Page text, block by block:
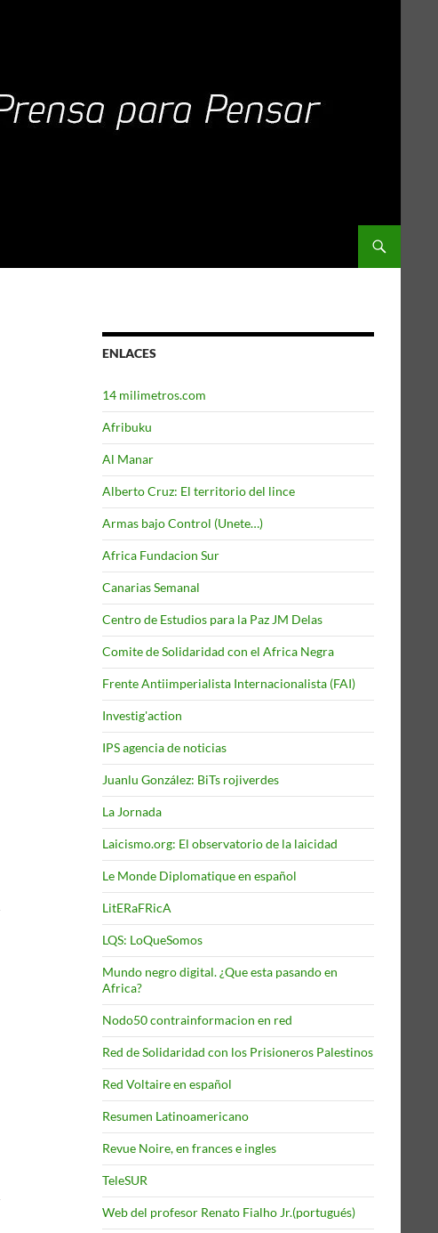
ENLACES
14 milimetros.com
Afribuku
Al Manar
Alberto Cruz: El territorio del lince
Armas bajo Control (Unete…)
Africa Fundacion Sur
Canarias Semanal
Centro de Estudios para la Paz JM Delas
Comite de Solidaridad con el Africa Negra
Frente Antiimperialista Internacionalista (FAI)
Investig'action
IPS agencia de noticias
Juanlu González: BiTs rojiverdes
La Jornada
Laicismo.org: El observatorio de la laicidad
Le Monde Diplomatique en español
LitERaFRicA
LQS: LoQueSomos
Mundo negro digital. ¿Que esta pasando en
Africa?
Nodo50 contrainformacion en red
Red de Solidaridad con los Prisioneros Palestinos
Red Voltaire en español
Resumen Latinoamericano
Revue Noire, en frances e ingles
TeleSUR
Web del profesor Renato Fialho Jr.(portugués)